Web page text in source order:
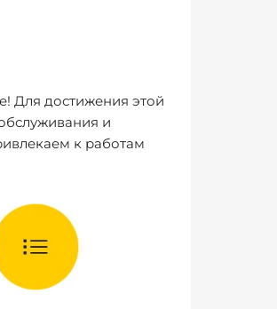
Для достижения этой
и
к работам